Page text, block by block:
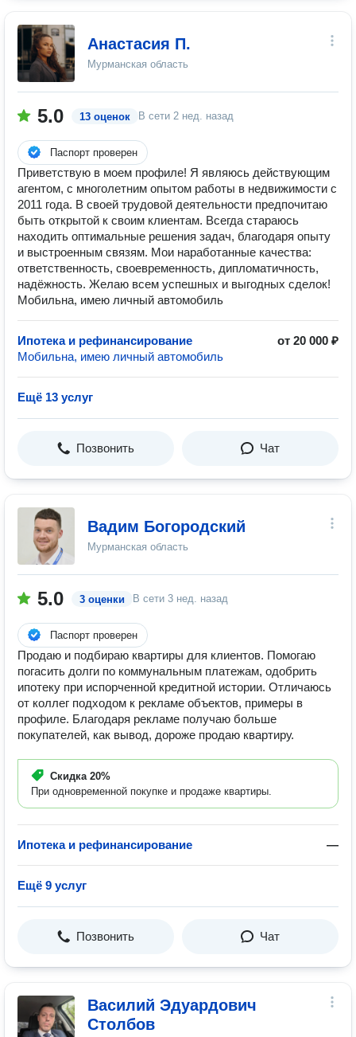
Анастасия П.
Мурманская область
5.0 13 оценок В сети 2 нед. назад
Паспорт проверен
Приветствую в моем профиле! Я являюсь действующим
агентом, с многолетним опытом работы в недвижимости с
2011 года. В своей трудовой деятельности предпочитаю
быть открытой к своим клиентам. Всегда стараюсь
находить оптимальные решения задач, благодаря опыту
и выстроенным связям. Мои наработанные качества:
ответственность, своевременность, дипломатичность,
надёжность. Желаю всем успешных и выгодных сделок!
Мобильна, имею личный автомобиль
Ипотека и рефинансирование
от 20 000 ₽
Мобильна, имею личный автомобиль
Ещё 13 услуг
Позвонить Чат
Вадим Богородский
Мурманская область
5.0 3 оценки В сети 3 нед. назад
Паспорт проверен
Продаю и подбираю квартиры для клиентов. Помогаю
погасить долги по коммунальным платежам, одобрить
ипотеку при испорченной кредитной истории. Отличаюсь
от коллег подходом к рекламе объектов, примеры в
профиле. Благодаря рекламе получаю больше
покупателей, как вывод, дороже продаю квартиру.
Скидка 20%
При одновременной покупке и продаже квартиры.
Ипотека и рефинансирование —
Ещё 9 услуг
Позвонить Чат
Василий Эдуардович
Столбов